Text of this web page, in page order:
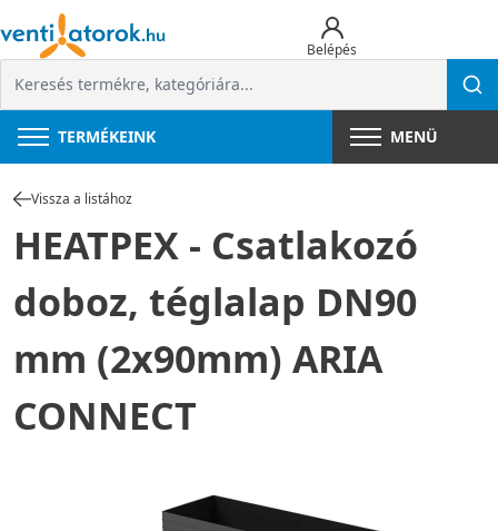
Belépés
TERMÉKEINK MENÜ
Vissza a listához
HEATPEX - Csatlakozó
doboz, téglalap DN90
mm (2x90mm) ARIA
CONNECT